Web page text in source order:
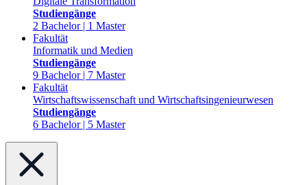
Studiengänge
2 Bachelor | 1 Master
Fakultät
Informatik und Medien
Studiengänge
9 Bachelor | 7 Master
Fakultät
Wirtschaftswissenschaft und Wirtschaftsingenieurwesen
Studiengänge
6 Bachelor | 5 Master